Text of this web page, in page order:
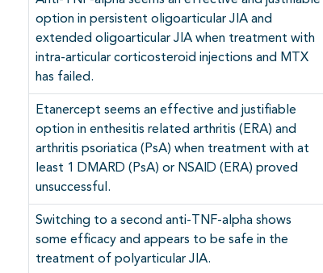
option in persistent oligoarticular JIA and
extended oligoarticular JIA when treatment with
intra-articular corticosteroid injections and MTX
has failed.
Etanercept seems an effective and justifiable
option in enthesitis related arthritis (ERA) and
arthritis psoriatica (PsA) when treatment with at
least 1 DMARD (PsA) or NSAID (ERA) proved
unsuccessful.
Switching to a second anti-TNF-alpha shows
some efficacy and appears to be safe in the
treatment of polyarticular JIA.